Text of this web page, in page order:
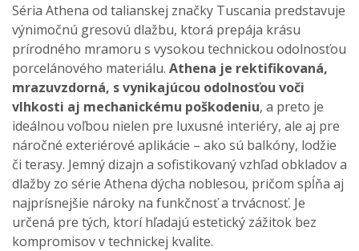
Séria Athena od talianskej značky Tuscania predstavuje
výnimočnú gresovú dlažbu, ktorá prepája krásu
prírodného mramoru s vysokou technickou odolnosťou
porcelánového materiálu. Athena je rektifikovaná,
mrazuvzdorná, s vynikajúcou odolnosťou voči
vlhkosti aj mechanickému poškodeniu, a preto je
ideálnou voľbou nielen pre luxusné interiéry, ale aj pre
náročné exteriérové aplikácie – ako sú balkóny, lodžie
či terasy. Jemný dizajn a sofistikovaný vzhľad obkladov a
dlažby zo série Athena dýcha noblesou, pričom spĺňa aj
najprísnejšie nároky na funkčnosť a trvácnosť. Je
určená pre tých, ktorí hľadajú estetický zážitok bez
kompromisov v technickej kvalite.